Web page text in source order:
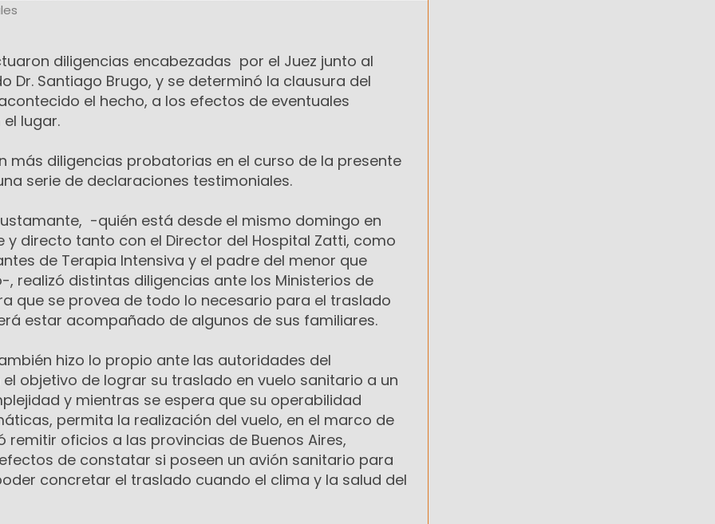
diligencias encabezadas por el Juez junto al
Dr. Santiago Brugo, y se determinó la clausura del
el hecho, a los efectos de eventuales
lugar.
más diligencias probatorias en el curso de la presente
serie de declaraciones testimoniales.
-quién está desde el mismo domingo en
directo tanto con el Director del Hospital Zatti, como
de Terapia Intensiva y el padre del menor que
realizó distintas diligencias ante los Ministerios de
que se provea de todo lo necesario para el traslado
estar acompañado de algunos de sus familiares.
hizo lo propio ante las autoridades del
objetivo de lograr su traslado en vuelo sanitario a un
y mientras se espera que su operabilidad
permita la realización del vuelo, en el marco de
remitir oficios a las provincias de Buenos Aires,
de constatar si poseen un avión sanitario para
concretar el traslado cuando el clima y la salud del